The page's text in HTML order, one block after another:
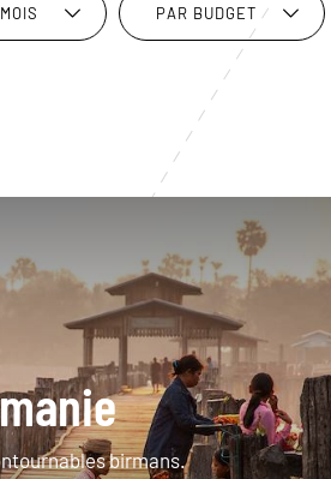
PAR BUDGET
birmans.